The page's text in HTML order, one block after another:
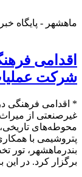
ماهشهر - پایگاه
اقدامی
شرکت
* اقدامی فرهنگی
غیرصنعتی از
محوطه‌های
پتروشیمی با
بندرماهشهر، تور
برگزار کرد. در